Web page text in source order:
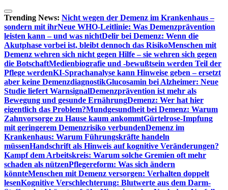
Zum
Inhalt
springen
Trending News: Nicht wegen der Demenz im Krankenhaus –
sondern mit ihrNeue WHO-Leitlinie: Was Demenzprävention
leisten kann – und was nichtDelir bei Demenz: Wenn die
Akutphase vorbei ist, bleibt dennoch das RisikoMenschen mit
Demenz wehren sich nicht gegen Hilfe – sie wehren sich gegen
die BotschaftMedienbiografie und -bewußtsein werden Teil der
Pflege werdenKI-Sprachanalyse kann Hinweise geben – ersetzt
aber keine DemenzdiagnostikGlucosamin bei Alzheimer: Neue
Studie liefert WarnsignalDemenzprävention ist mehr als
Bewegung und gesunde ErnährungDemenz: Wer hat hier
eigentlich das Problem?Mundgesundheit bei Demenz: Warum
Zahnvorsorge zu Hause kaum ankommtGürtelrose-Impfung
mit geringerem Demenzrisiko verbundenDemenz im
Krankenhaus: Warum Führungskräfte handeln
müssenHandschrift als Hinweis auf kognitive Veränderungen?
Kampf dem Arbeitskreis: Warum solche Gremien oft mehr
schaden als nützenPflegereform: Was sich ändern
könnteMenschen mit Demenz versorgen: Verhalten doppelt
lesenKognitive Verschlechterung: Blutwerte aus dem Darm-